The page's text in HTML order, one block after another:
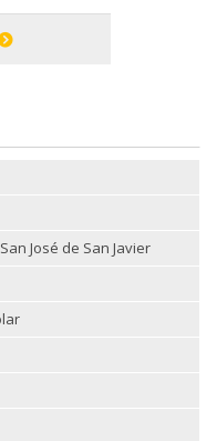
José de San Javier